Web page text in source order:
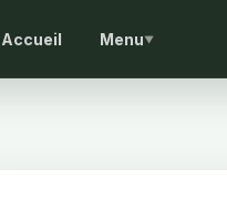
Accueil Menu▼